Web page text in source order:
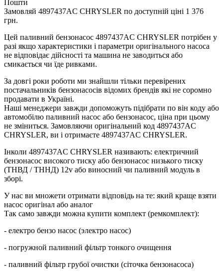
Пошти
Замовляй 4897437AC CHRYSLER по доступній ціні 1 376
грн.
Цей паливний бензонасос 4897437AC CHRYSLER потрібен у
разі якщо характеристики і параметри оригінального насоса
не відповідає дійсності та машина не заводиться або
смикається чи їде ривками.
За довгі роки роботи ми знайшли тільки перевірених
постачальників бензонасосів відомих брендів які не соромно
продавати в Україні.
Наші менеджери завжди допоможуть підібрати по він коду або
автомобілю паливний насос або бензонасос, ціна при цьому
не зміниться. Замовляючи оригінальний код 4897437AC
CHRYSLER, ви і отримаєте 4897437AC CHRYSLER.
Інколи 4897437AC CHRYSLER називають: електричний
бензонасос високого тиску або бензонасос низького тиску
(ТНВД / ТННД) 12v або виносний чи паливний модуль в
зборі.
У нас ви множети отримати відповідь на те: який краще взяти
насос оригінал або аналог
Так само завжди можна купити комплект (ремкомплект):
- електро бензо насос (электро насос)
- погружной паливний фільтр тонкого очищення
- паливний фільтр грубої очистки (сіточка бензонасоса)